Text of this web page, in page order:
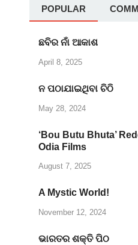
POPULAR
ଛବିର ନାଁ ଆକାଶ
April 8, 2025
ନ ପଠାଯାଇଥିବା ଚିଠି
May 28, 2024
‘Bou Butu Bhuta’
Odia Films
August 7, 2025
A Mystic World!
November 12, 2024
ଭାରତର ଶକ୍ତି ପିଠ